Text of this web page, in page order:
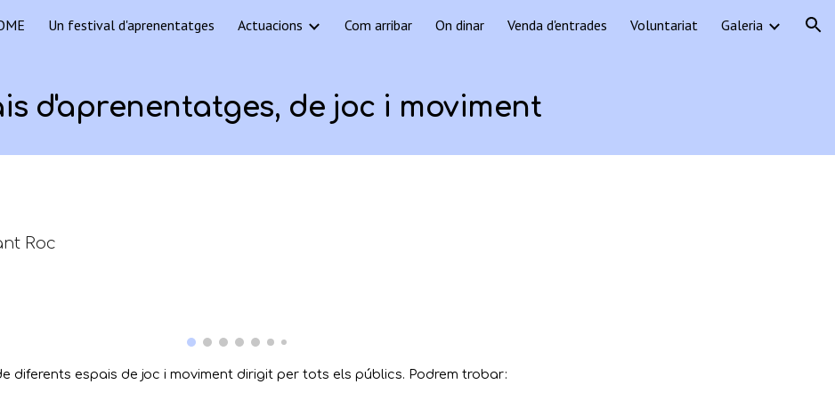
Skip to main content Skip to navigation
Un festival d'aprenentatges Actuacions Com arribar On dinar Venda d'entrades Voluntariat Galeria
d'aprenentatges, de joc i moviment
Roc
diferents espais de joc i moviment dirigit per tots els públics. Podrem trobar: